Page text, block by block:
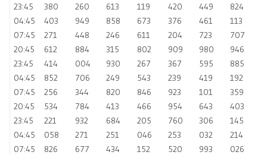
23:45
380 260 613 119 420 449
824
04:45
403 949 858 673 376 461
113
07:45
271 448 246 611 204 723
707
20:45
612 884 315 802 909 980
946
23:45
414 004 930 267 367 595
885
04:45
852 706 249 543 239 419
192
07:45
256 344 820 846 923 101
359
20:45
534 784 413 466 954 643
403
23:45
221 932 684 205 760 306
145
04:45
058 271 251 046 253 032
214
07:45
826 677 434 152 520 993
026